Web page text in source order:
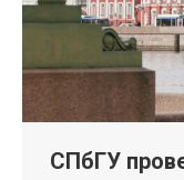
СПбГУ